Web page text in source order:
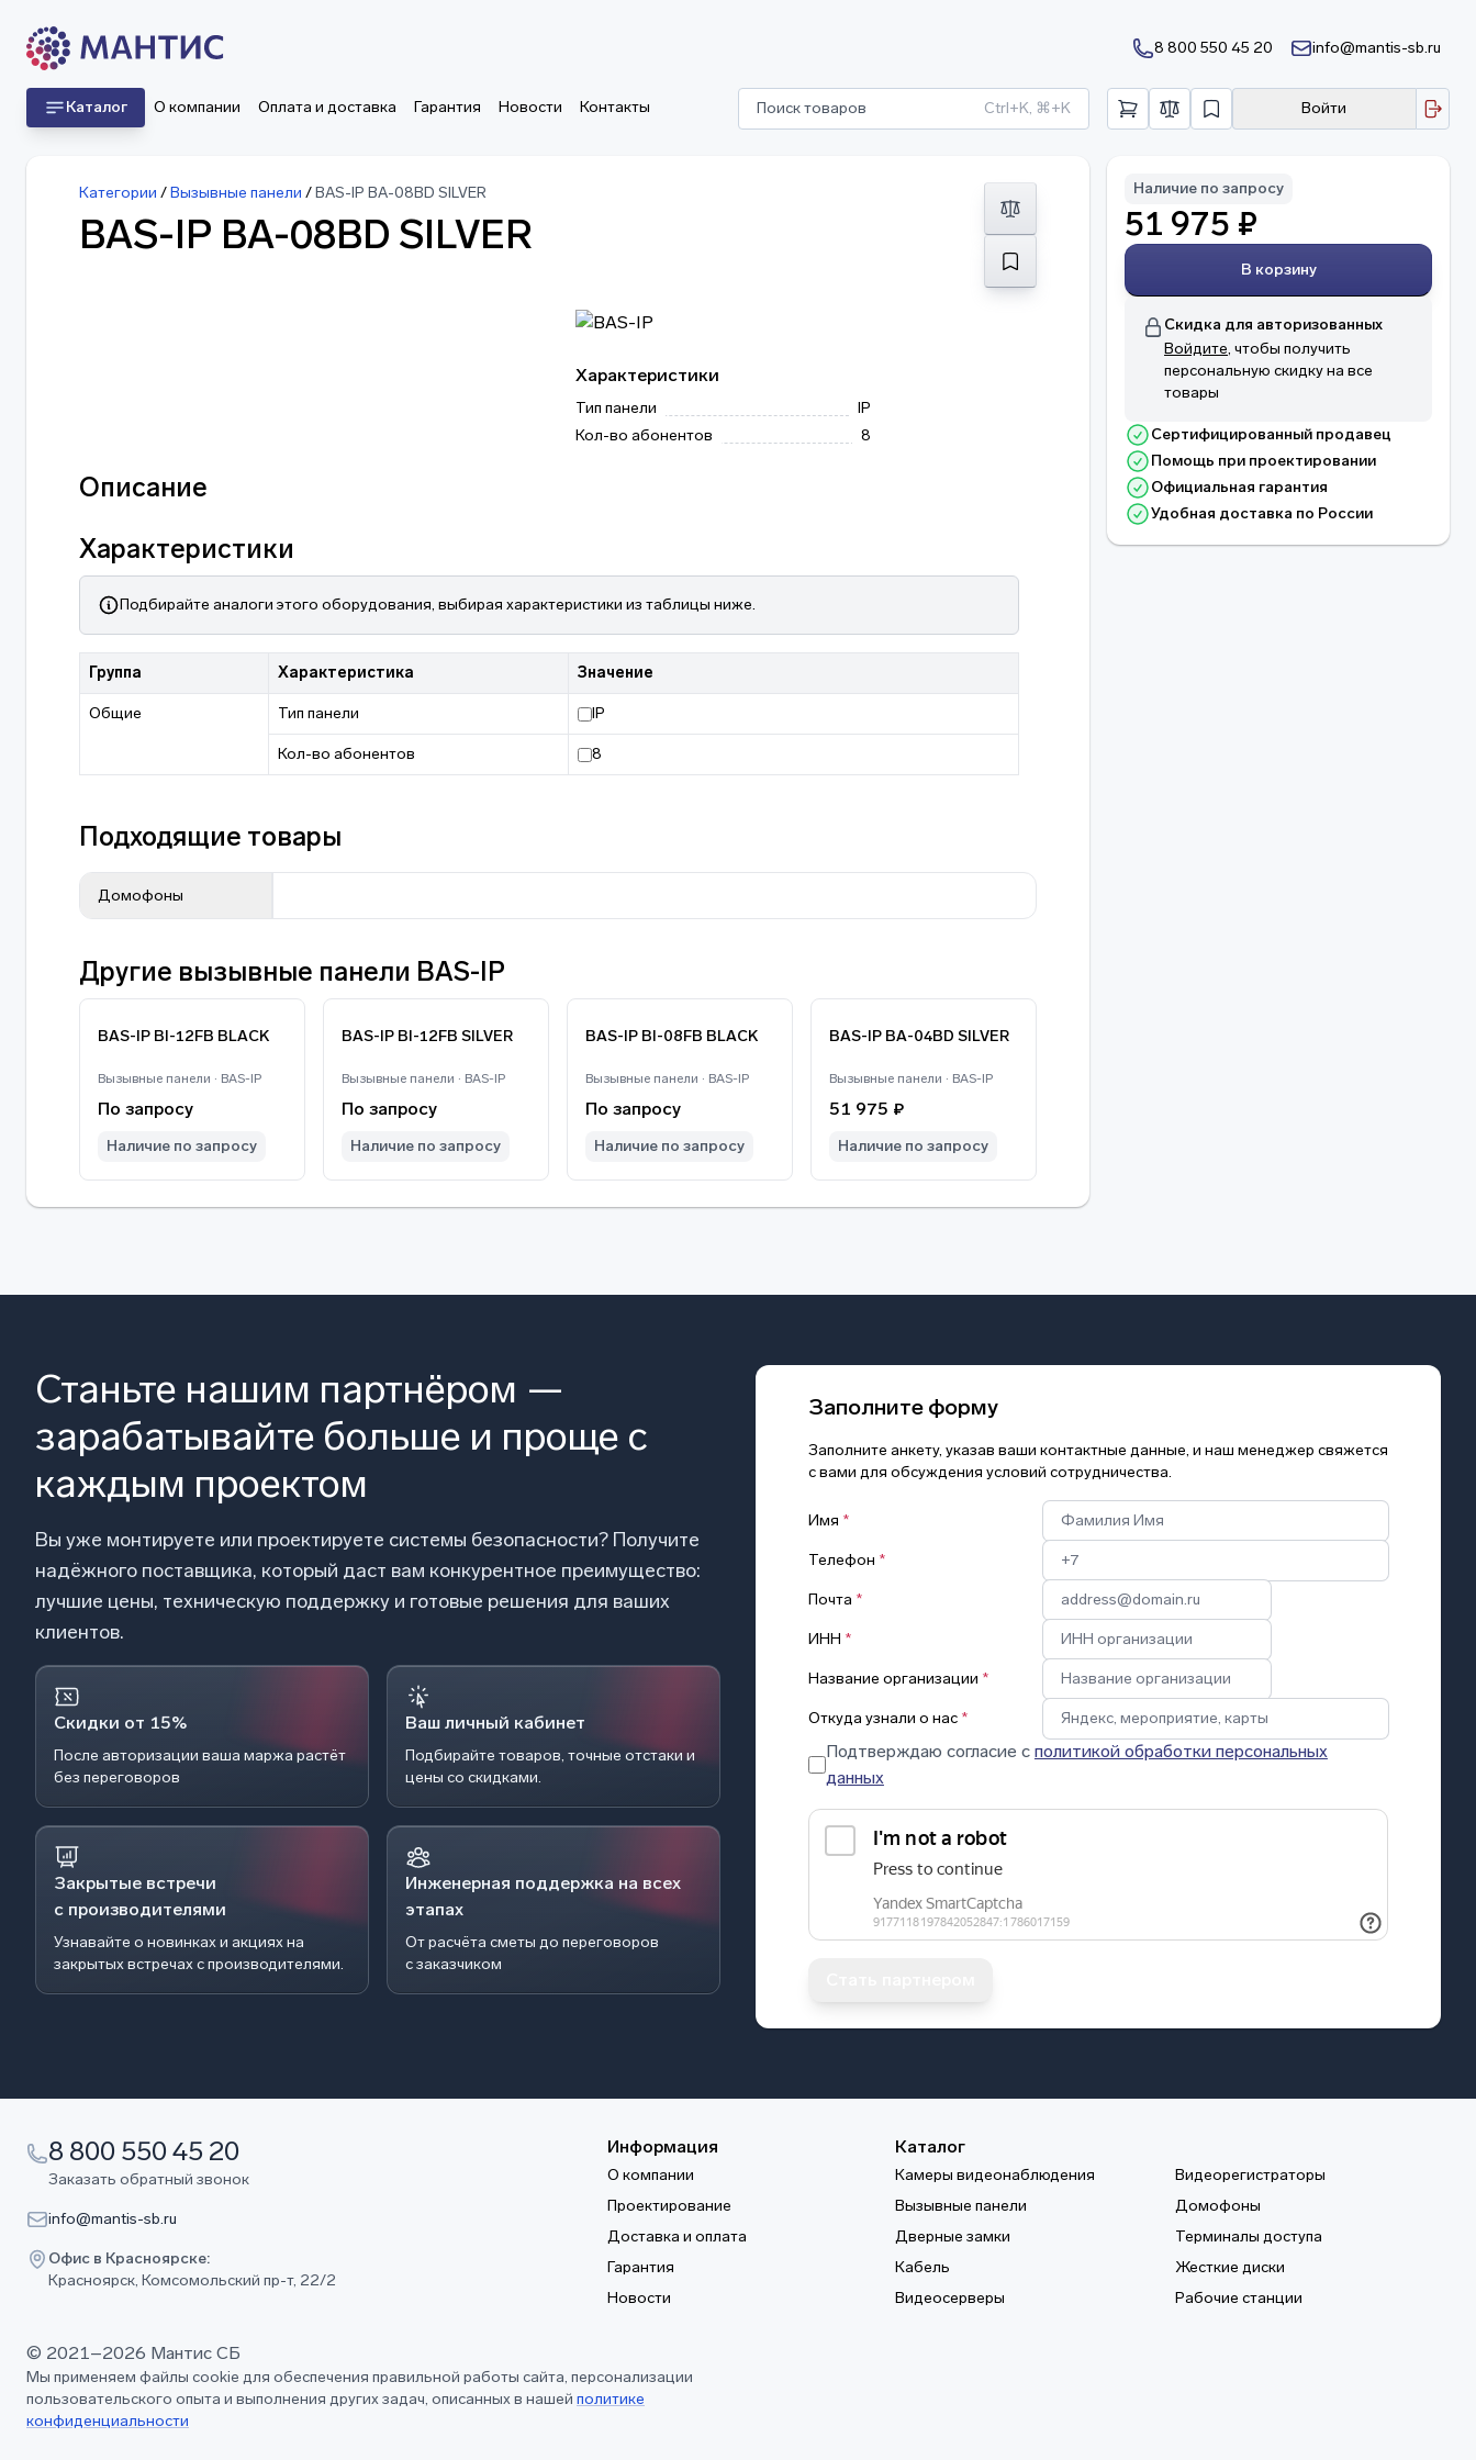
8 800 550 45 20 info@mantis-sb.ru
Каталог О компании Оплата и доставка Гарантия Новости Контакты Поиск товаров Ctrl+K, ⌘+K Войти
Категории /Вызывные панели /BAS-IP BA-08BD SILVER
BAS-IP BA-08BD SILVER
Характеристики
Тип панели
IP
Кол-во абонентов
8
Описание
Характеристики
Подбирайте аналоги этого оборудования, выбирая характеристики из таблицы ниже.
Группа Характеристика Значение
Общие Тип панели IP
Кол-во абонентов 8
Подходящие товары
Домофоны
Другие вызывные панели BAS-IP
BAS-IP BI-12FB BLACK
Вызывные панели · BAS-IP
По запросу
Наличие по запросу
BAS-IP BI-12FB SILVER
Вызывные панели · BAS-IP
По запросу
Наличие по запросу
BAS-IP BI-08FB BLACK
Вызывные панели · BAS-IP
По запросу
Наличие по запросу
BAS-IP BA-04BD SILVER
Вызывные панели · BAS-IP
51 975 ₽
Наличие по запросу
Наличие по запросу
51 975 ₽
В корзину
Скидка для авторизованных
Войдите, чтобы получить
персональную скидку на все
товары
Сертифицированный продавец
Помощь при проектировании
Официальная гарантия
Удобная доставка по России
Станьте нашим партнёром —
зарабатывайте больше и проще с
каждым проектом
Вы уже монтируете или проектируете системы безопасности? Получите
надёжного поставщика, который даст вам конкурентное преимущество:
лучшие цены, техническую поддержку и готовые решения для ваших
клиентов.
Скидки от 15%
После авторизации ваша маржа растёт
без переговоров
Ваш личный кабинет
Подбирайте товаров, точные отстаки и
цены со скидками.
Закрытые встречи
с производителями
Узнавайте о новинках и акциях на
закрытых встречах с производителями.
Инженерная поддержка на всех
этапах
От расчёта сметы до переговоров
с заказчиком
Заполните форму
Заполните анкету, указав ваши контактные данные, и наш менеджер свяжется
с вами для обсуждения условий сотрудничества.
Имя *
Телефон *
Почта *
ИНН *
Название организации *
Откуда узнали о нас *
Подтверждаю согласие с политикой обработки персональных
данных
8 800 550 45 20
Заказать обратный звонок
info@mantis-sb.ru
Офис в Красноярске:
Красноярск, Комсомольский пр-т, 22/2
Информация
О компании
Проектирование
Доставка и оплата
Гарантия
Новости
Каталог
Камеры видеонаблюдения
Видеорегистраторы
Вызывные панели
Домофоны
Дверные замки
Терминалы доступа
Кабель
Жесткие диски
Видеосерверы
Рабочие станции
© 2021–2026 Мантис СБ
Мы применяем файлы cookie для обеспечения правильной работы сайта, персонализации
пользовательского опыта и выполнения других задач, описанных в нашей политике
конфиденциальности